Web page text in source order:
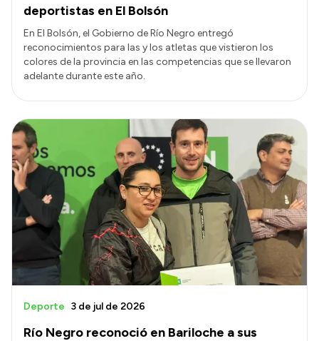
deportistas en El Bolsón
En El Bolsón, el Gobierno de Río Negro entregó
reconocimientos para las y los atletas que vistieron los
colores de la provincia en las competencias que se llevaron
adelante durante este año.
Río Negro reconoció en Bariloche a sus
Deporte 3 de jul de 2026